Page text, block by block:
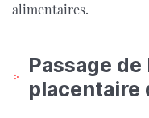
alimentaires.
Passage
placentaire